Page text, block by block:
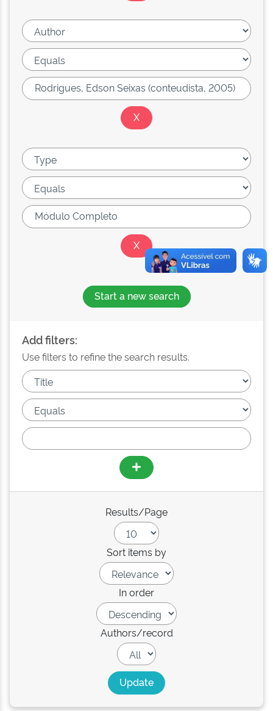
Start a new search
Add filters:
Use filters to refine the search results.
Results/Page
Sort items by
In order
Authors/record